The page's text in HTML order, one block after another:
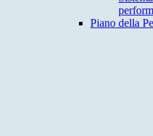
Piano della